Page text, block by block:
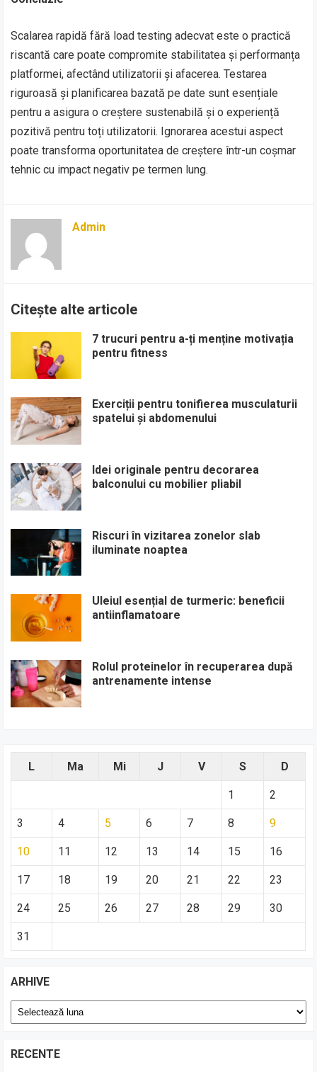
Scalarea rapidă fără load testing adecvat este o practică
riscantă care poate compromite stabilitatea și performanța
platformei, afectând utilizatorii și afacerea. Testarea
riguroasă și planificarea bazată pe date sunt esențiale
pentru a asigura o creștere sustenabilă și o experiență
pozitivă pentru toți utilizatorii. Ignorarea acestui aspect
poate transforma oportunitatea de creștere într-un coșmar
tehnic cu impact negativ pe termen lung.
Admin
Citește alte articole
7 trucuri pentru a-ți menține motivația
pentru fitness
Exerciții pentru tonifierea musculaturii
spatelui și abdomenului
Idei originale pentru decorarea
balconului cu mobilier pliabil
Riscuri în vizitarea zonelor slab
iluminate noaptea
Uleiul esențial de turmeric: beneficii
antiinflamatoare
Rolul proteinelor în recuperarea după
antrenamente intense
L Ma Mi J V S D
1 2
3 4 5 6 7 8 9
10 11 12 13 14 15 16
17 18 19 20 21 22 23
24 25 26 27 28 29 30
31
ARHIVE
Arhive
RECENTE